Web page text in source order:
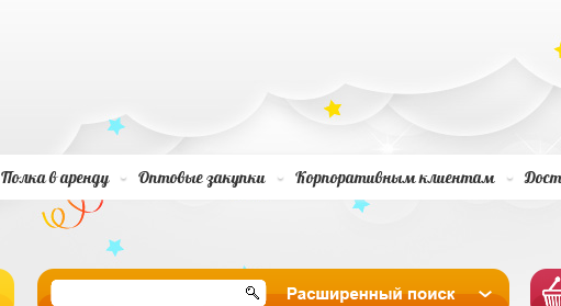
Полка в аренду Оптовые закупки Корпоративным клиентам